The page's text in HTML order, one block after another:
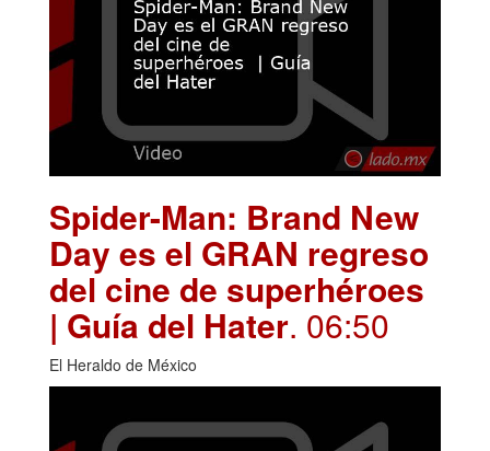
Spider-Man: Brand New
Day es el GRAN regreso
del cine de superhéroes
| Guía del Hater. 06:50
El Heraldo de México